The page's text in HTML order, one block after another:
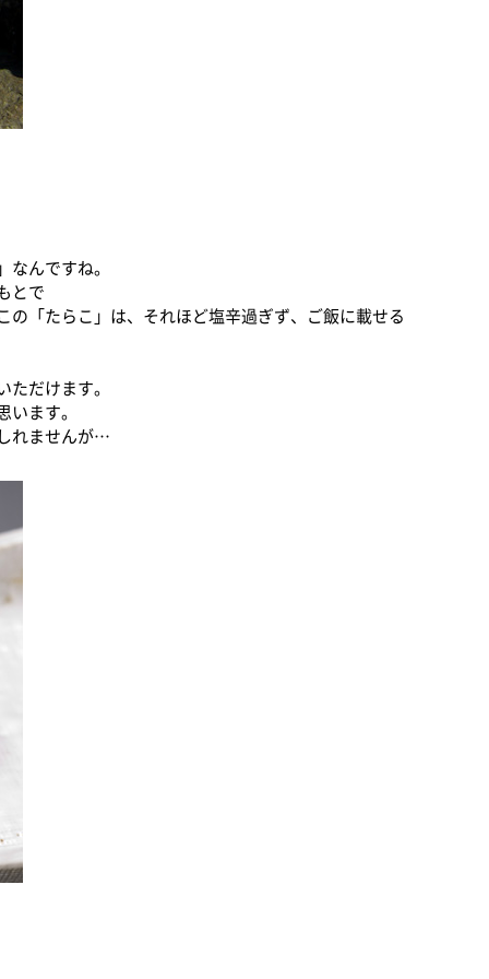
んですね。
とで
「たらこ」は、それほど塩辛過ぎず、ご飯に載せる
だけます。
ます。
れませんが…